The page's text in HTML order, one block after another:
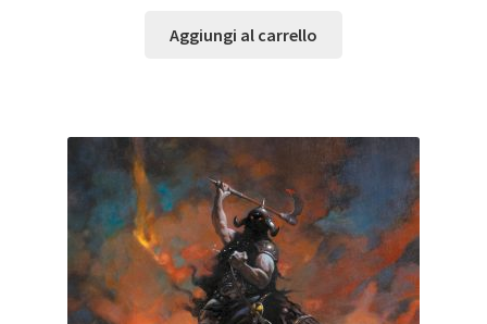
Aggiungi al carrello